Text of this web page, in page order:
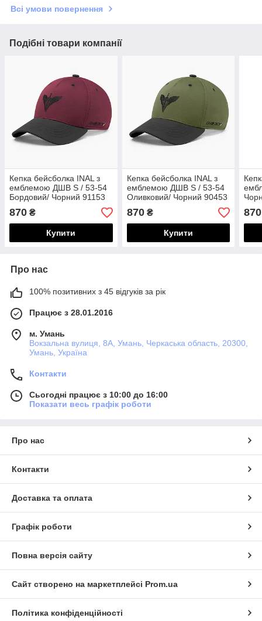
Всі умови повернення
Подібні товари компанії
Кепка бейсболка INAL з
емблемою ДШВ S / 53-54
Бордовий/ Чорний 91153
870 ₴
Купити
Кепка бейсболка INAL з
емблемою ДШВ S / 53-54
Оливковий/ Чорний 90453
870₴
Купити
870
Про нас
100% позитивних з 45 відгуків за рік
Працює з 28.01.2016
м. Умань
Вокзальна вулиця, 8А, Умань, Черкаська область, 20300,
Умань, Україна
Контакти
Сьогодні працює з 10:00 до 16:00
Показати весь графік роботи
Про нас
Контакти
Доставка та оплата
Графік роботи
Повна версія сайту
Сайт створено на маркетплейсі Prom.ua
Політика конфіденційності